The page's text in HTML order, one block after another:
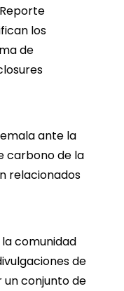
los
de
ante la
carbono de la
relacionados
comunidad
de
conjunto de